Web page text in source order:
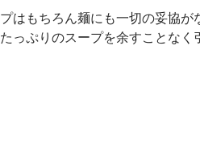
はもちろん麺にも一切の妥協が
っぷりのスープを余すことなく